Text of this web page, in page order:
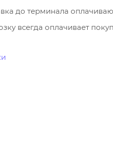
до терминала
всегда оплачивает